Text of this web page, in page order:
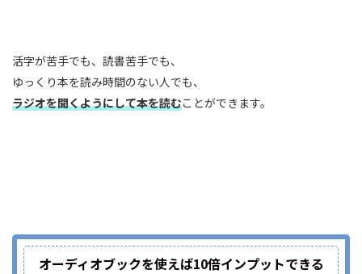
活字が苦手でも、読書苦手でも、
ゆっくり本を読み時間のない人でも、
ラジオを聞くようにして本を読むことができます。
オーディオブックを使えば10倍インプットできる